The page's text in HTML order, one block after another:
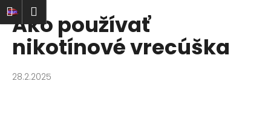
Prejsť
na
obsah
Nákupný
košík
Ako používať
nikotínové vrecúška
28.2.2025
K
o Späť
Späť
o